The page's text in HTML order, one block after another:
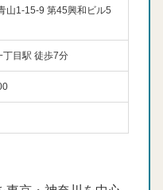
山1-15-9 第45興和ビル5
丁目駅 徒歩7分